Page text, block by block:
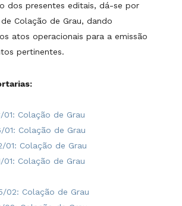
dos presentes editais, dá-se por
Colação de Grau, dando
atos operacionais para a emissão
pertinentes.
01: Colação de Grau
01: Colação de Grau
01: Colação de Grau
01: Colação de Grau
02: Colação de Grau